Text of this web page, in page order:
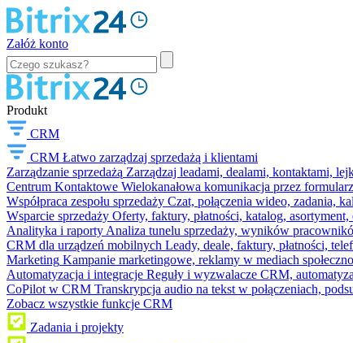
Załóż konto
Produkt
CRM
CRM Łatwo zarządzaj sprzedażą i klientami
Zarządzanie sprzedażą Zarządzaj leadami, dealami, kontaktami,
Centrum Kontaktowe Wielokanałowa komunikacja przez
Współpraca zespołu sprzedaży Czat, połączenia wideo, zadania,
Wsparcie sprzedaży Oferty, faktury, płatności, katalog,
Analityka i raporty Analiza tunelu sprzedaży, wyników
CRM dla urządzeń mobilnych Leady, deale, faktury, płatności,
Marketing Kampanie marketingowe, reklamy w mediach
Automatyzacja i integracje Reguły i wyzwalacze CRM,
CoPilot w CRM Transkrypcja audio na tekst w połączeniach,
Zobacz wszystkie funkcje CRM
Zadania i projekty